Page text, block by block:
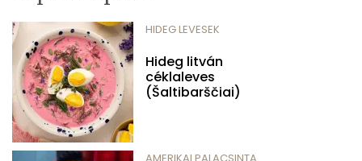
HIDEG LEVESEK
Hideg litván
céklaleves
(Šaltibarščiai)
AMERIKAI PALACSINTA